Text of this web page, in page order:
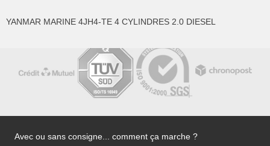
YANMAR MARINE 4JH4-TE 4 CYLINDRES 2.0 DIESEL
Avec ou sans consigne... comment ça marche ?